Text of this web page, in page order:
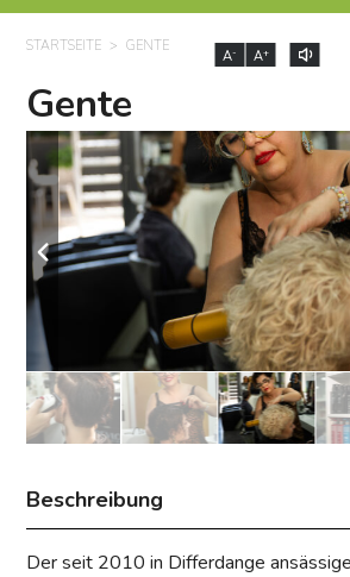
STARTSEITE GENTE
A- A+
Gente
Beschreibung
Der seit 2010 in Differdange